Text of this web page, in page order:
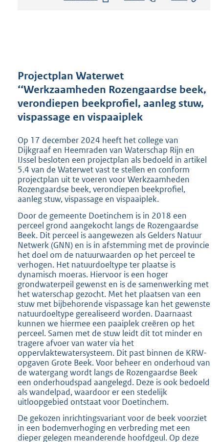
o
t
t
2
1
8
K
b
Projectplan Waterwet
‘‘Werkzaamheden Rozengaardse beek,
verondiepen beekprofiel, aanleg stuw,
vispassage en vispaaiplek
Op 17 december 2024 heeft het college van
Dijkgraaf en Heemraden van Waterschap Rijn en
IJssel besloten een projectplan als bedoeld in artikel
5.4 van de Waterwet vast te stellen en conform
projectplan uit te voeren voor Werkzaamheden
Rozengaardse beek, verondiepen beekprofiel,
aanleg stuw, vispassage en vispaaiplek.
Door de gemeente Doetinchem is in 2018 een
perceel grond aangekocht langs de Rozengaardse
Beek. Dit perceel is aangewezen als Gelders Natuur
Netwerk (GNN) en is in afstemming met de provincie
het doel om de natuurwaarden op het perceel te
verhogen. Het natuurdoeltype ter plaatse is
dynamisch moeras. Hiervoor is een hoger
grondwaterpeil gewenst en is de samenwerking met
het waterschap gezocht. Met het plaatsen van een
stuw met bijbehorende vispassage kan het gewenste
natuurdoeltype gerealiseerd worden. Daarnaast
kunnen we hiermee een paaiplek creëren op het
perceel. Samen met de stuw leidt dit tot minder en
tragere afvoer van water via het
oppervlaktewatersysteem. Dit past binnen de KRW-
opgaven Grote Beek. Voor beheer en onderhoud van
de watergang wordt langs de Rozengaardse Beek
een onderhoudspad aangelegd. Deze is ook bedoeld
als wandelpad, waardoor er een stedelijk
uitloopgebied ontstaat voor Doetinchem.
De gekozen inrichtingsvariant voor de beek voorziet
in een bodemverhoging en verbreding met een
dieper gelegen meanderende hoofdgeul. Op deze